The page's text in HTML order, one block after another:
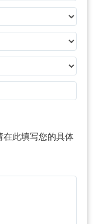
在此填写您的具体